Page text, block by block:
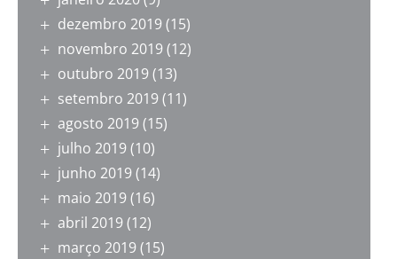
dezembro 2019(15)
novembro 2019(12)
outubro 2019(13)
setembro 2019(11)
agosto 2019(15)
julho 2019(10)
junho 2019(14)
maio 2019(16)
abril 2019(12)
março 2019(15)